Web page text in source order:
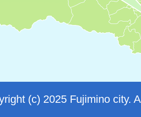
(c) 2025 Fujimino city.